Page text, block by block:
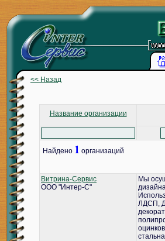
<< Назад
Название организации
Найдено 1 организаций
Витрина-Сервис
ООО "Интер-С"
Мы
ЛДСП,